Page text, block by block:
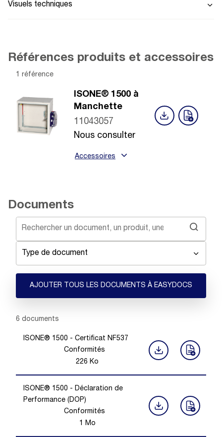
Visuels techniques
Références produits et accessoires
1 référence
ISONE® 1500 à
Manchette
11043057
Nous consulter
Accessoires
Documents
Type de document
AJOUTER TOUS LES DOCUMENTS À EASYDOCS
Showing 1 -6
6 documents
ISONE® 1500 - Certificat NF537
Conformités
226 Ko
ISONE® 1500 - Déclaration de
Performance (DOP)
Conformités
1 Mo